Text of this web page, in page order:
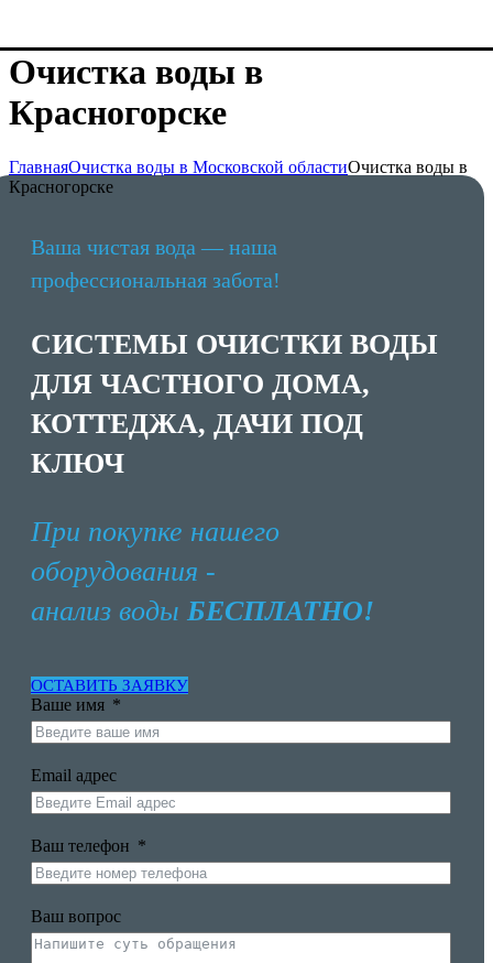
Очистка воды в
Красногорске
ГлавнаяОчистка воды в Московской областиОчистка воды в
Красногорске
Ваша чистая вода — наша
профессиональная забота!
СИСТЕМЫ ОЧИСТКИ ВОДЫ
ДЛЯ ЧАСТНОГО ДОМА,
КОТТЕДЖА, ДАЧИ ПОД
КЛЮЧ
При покупке нашего
оборудования -
анализ воды БЕСПЛАТНО!
ОСТАВИТЬ ЗАЯВКУ
Ваше имя
Email адрес
Ваш телефон
Ваш вопрос